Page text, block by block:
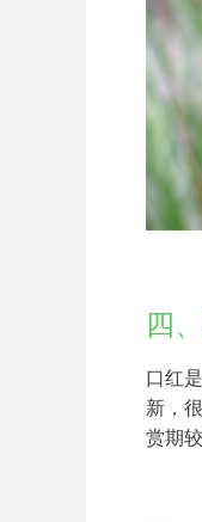
四
口红
新，
赏期较